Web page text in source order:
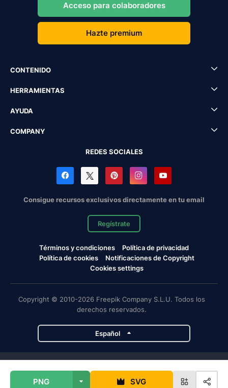
PNG SVG
Acceso para colaboradores
Hazte premium
CONTENIDO
HERRAMIENTAS
AYUDA
COMPANY
REDES SOCIALES
Consigue recursos exclusivos directamente en tu email
Regístrate
Términos y condiciones
Política de privacidad
Política de cookies
Notificaciones de Copyright
Cookies settings
Copyright © 2010-2026 Freepik Company S.L.U. Todos los
derechos reservados.
Español